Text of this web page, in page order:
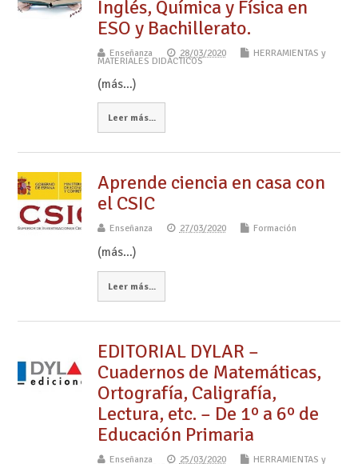
Inglés, Química y Física en
ESO y Bachillerato.
Enseñanza 28/03/2020 HERRAMIENTAS y
MATERIALES DIDÁCTICOS
(más…)
Leer más...
Aprende ciencia en casa con
el CSIC
Enseñanza 27/03/2020 Formación
(más…)
Leer más...
EDITORIAL DYLAR –
Cuadernos de Matemáticas,
Ortografía, Caligrafía,
Lectura, etc. – De 1º a 6º de
Educación Primaria
Enseñanza 25/03/2020 HERRAMIENTAS y